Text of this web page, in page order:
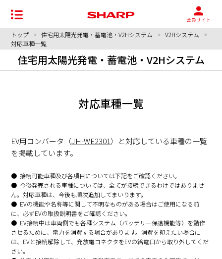
会員サイト
トップ > 住宅用太陽光発電・蓄電池・V2Hシステム > V2Hシステム
>
対応車種一覧
住宅用太陽光発電・蓄電池・V2Hシステム
対応車種一覧
EV用コンバータ（JH-WE2301）と対応している車種の一覧
を掲載しています。
接続可能車種及び各項目については下記をご確認ください。
今後発売される車種については、全てが接続できるわけではありませ
ん。対応車種は、今後も順次追加してまいります。
EVの機能や名称等に関して不明なものがある場合はご使⽤になる前
に、必ずEVの取扱説明書をご確認ください。
EV接続中は車両側でも各種システム（バッテリー保護機能等）を動作
させるために、電力を消費する場合があります。消費を抑えたい場合に
は、EVと接続解除して、充放電コネクタをEVの給電口から取り外してくだ
さい。